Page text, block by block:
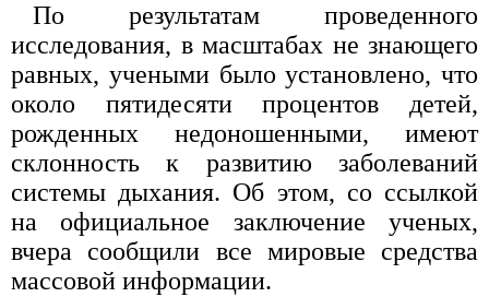
По результатам проведенного
исследования, в масштабах не знающего
равных, учеными было установлено, что
около пятидесяти процентов детей,
рожденных недоношенными, имеют
склонность к развитию заболеваний
системы дыхания. Об этом, со ссылкой
на официальное заключение ученых,
вчера сообщили все мировые средства
массовой информации.